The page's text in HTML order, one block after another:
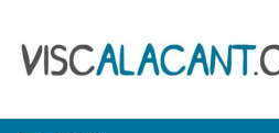
contenido